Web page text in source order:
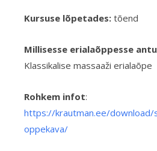
Kursuse lõpetades: tõend
Millisesse erialaõppesse
Klassikalise massaaži erialaõpe
Rohkem infot:
https://krautman.ee/download/
oppekava/